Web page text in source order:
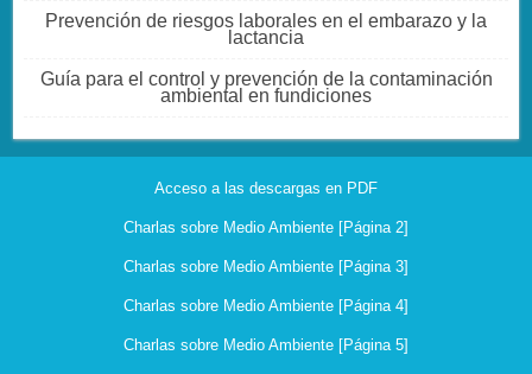
Prevención de riesgos laborales en el embarazo y la
lactancia
Guía para el control y prevención de la contaminación
ambiental en fundiciones
Acceso a las descargas en PDF
Charlas sobre Medio Ambiente [Página 2]
Charlas sobre Medio Ambiente [Página 3]
Charlas sobre Medio Ambiente [Página 4]
Charlas sobre Medio Ambiente [Página 5]